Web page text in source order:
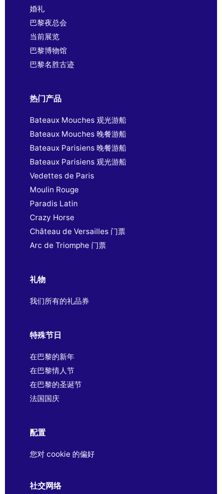
婚礼
巴黎夜总会
当前展览
巴黎博物馆
巴黎名胜古迹
热门产品
Bateaux Mouches 观光游船
Bateaux Mouches 晚餐游船
Bateaux Parisiens 晚餐游船
Bateaux Parisiens 观光游船
Vedettes de Paris
Moulin Rouge
Paradis Latin
Crazy Horse
Château de Versailles 门票
Arc de Triomphe 门票
礼物
我们所有的礼品券
特殊节日
在巴黎的新年
在巴黎情人节
在巴黎的圣诞节
法国国庆
配置
您对 cookie 的偏好
社交网络